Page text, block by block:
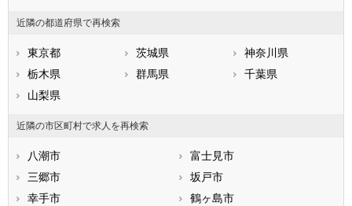
近隣の都道府県で再検索
東京都 茨城県
神奈川県
栃木県
群馬県
千葉県
山梨県
近隣の市区町村で求人を再検索
八潮市
富士見市
三郷市
坂戸市
幸手市
鶴ヶ島市